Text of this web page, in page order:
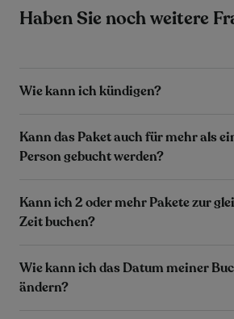
Haben Sie noch weitere
Wie kann ich kündigen?
Kann das Paket auch für mehr als
Person gebucht werden?
Kann ich 2 oder mehr Pakete zur
Zeit buchen?
Wie kann ich das Datum meiner
ändern?